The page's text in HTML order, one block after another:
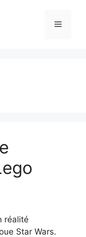
Menu
réalité
Star Wars.